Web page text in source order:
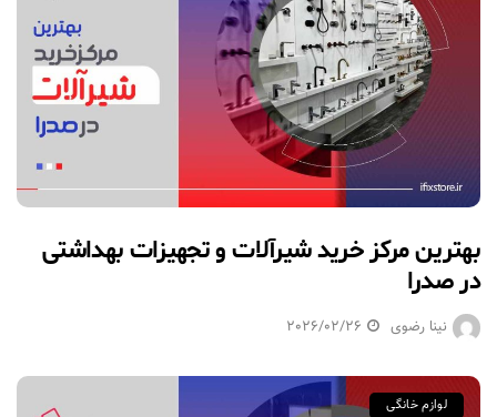
بهترین مرکز خرید شیرآلات و تجهیزات بهداشتی
در صدرا
نینا رضوی 2026/02/26
لوازم خانگی